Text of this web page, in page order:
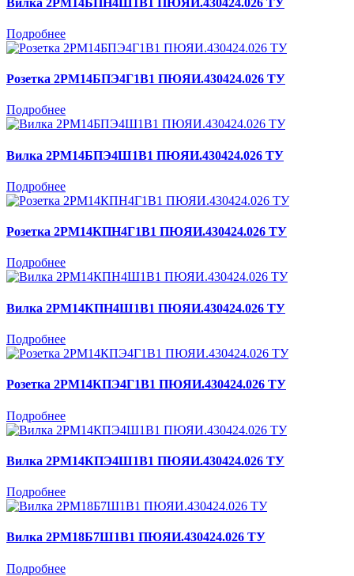
Подробнее
Розетка 2РМ14БПЭ4Г1В1 ПЮЯИ.430424.026 ТУ
Подробнее
Вилка 2РМ14БПЭ4Ш1В1 ПЮЯИ.430424.026 ТУ
Подробнее
Розетка 2РМ14КПН4Г1В1 ПЮЯИ.430424.026 ТУ
Подробнее
Вилка 2РМ14КПН4Ш1В1 ПЮЯИ.430424.026 ТУ
Подробнее
Розетка 2РМ14КПЭ4Г1В1 ПЮЯИ.430424.026 ТУ
Подробнее
Вилка 2РМ14КПЭ4Ш1В1 ПЮЯИ.430424.026 ТУ
Подробнее
Вилка 2РМ18Б7Ш1В1 ПЮЯИ.430424.026 ТУ
Подробнее